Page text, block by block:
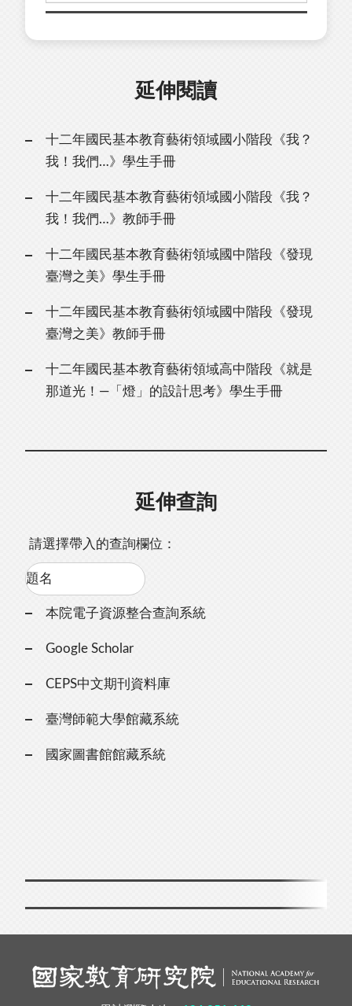
延伸閱讀
十二年國民基本教育藝術領域國小階段《我？
我！我們…》學生手冊
十二年國民基本教育藝術領域國小階段《我？
我！我們…》教師手冊
十二年國民基本教育藝術領域國中階段《發現
臺灣之美》學生手冊
十二年國民基本教育藝術領域國中階段《發現
臺灣之美》教師手冊
十二年國民基本教育藝術領域高中階段《就是
那道光！—「燈」的設計思考》學生手冊
延伸查詢
請選擇帶入的查詢欄位：
本院電子資源整合查詢系統
Google Scholar
CEPS中文期刊資料庫
臺灣師範大學館藏系統
國家圖書館館藏系統